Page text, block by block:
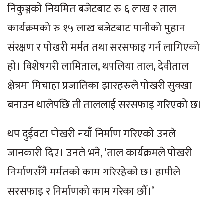
निकुञ्जको नियमित बजेटबाट रु ६ लाख र ताल
कार्यक्रमको रु १५ लाख बजेटबाट पानीको मुहान
संरक्षण र पोखरी मर्मत तथा सरसफाइ गर्न लागिएको
हो। विशेषगरी लामिताल, थपलिया ताल, देवीताल
क्षेत्रमा मिचाहा प्रजातिका झारहरुले पोखरी सुक्खा
बनाउन थालेपछि ती ताललाई सरसफाइ गरिएको छ।
थप दुईवटा पोखरी नयाँ निर्माण गरिएको उनले
जानकारी दिए। उनले भने, ‘ताल कार्यक्रमले पोखरी
निर्माणसँगै मर्मतको काम गरिरहेको छ। हामीले
सरसफाइ र निर्माणको काम गरेका छौँ।’